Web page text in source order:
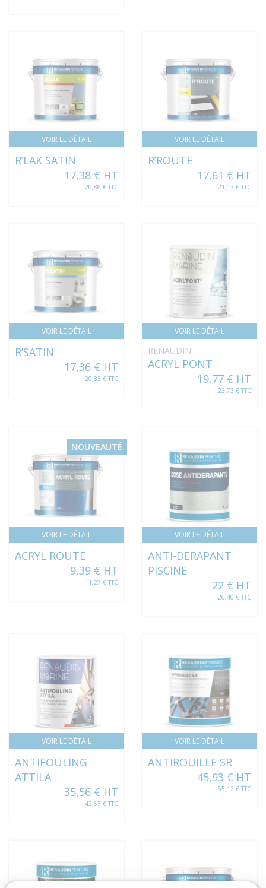
VOIR LE DÉTAIL
R’LAK SATIN
17,38 € HT
20,86 € TTC
VOIR LE DÉTAIL
R’ROUTE
17,61 € HT
21,13 € TTC
VOIR LE DÉTAIL
R’SATIN
17,36 € HT
20,83 € TTC
VOIR LE DÉTAIL
RENAUDIN
ACRYL PONT
19,77 € HT
23,73 € TTC
VOIR LE DÉTAIL
NOUVEAUTÉ
ACRYL ROUTE
9,39 € HT
11,27 € TTC
VOIR LE DÉTAIL
ANTI-DERAPANT
PISCINE
22 € HT
26,40 € TTC
VOIR LE DÉTAIL
ANTIFOULING
ATTILA
35,56 € HT
42,67 € TTC
VOIR LE DÉTAIL
ANTIROUILLE SR
45,93 € HT
55,12 € TTC